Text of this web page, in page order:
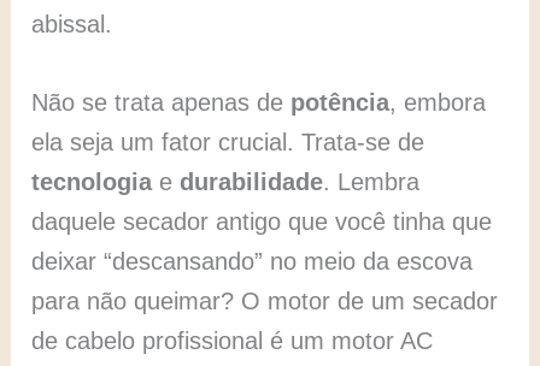
abissal.
Não se trata apenas de potência, embora
ela seja um fator crucial. Trata-se de
tecnologiae durabilidade. Lembra
daquele secador antigo que você tinha que
deixar “descansando” no meio da escova
para não queimar? O motor de um secador
de cabelo profissional é um motor AC